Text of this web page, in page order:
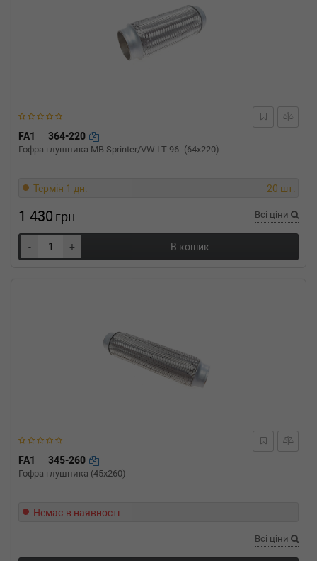
FA1 364-220
Гофра глушника MB Sprinter/VW LT 96- (64x220)
Термін 1 дн. 20 шт.
1 430 грн Всі ціни
- + В кошик
FA1 345-260
Гофра глушника (45x260)
Немає в наявності
Всі ціни